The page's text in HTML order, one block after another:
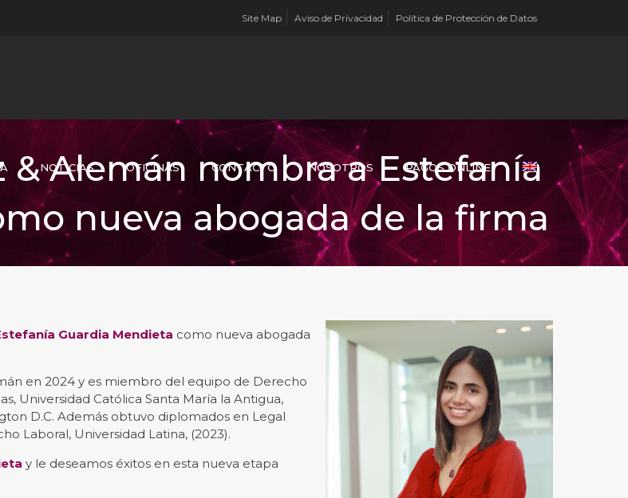
Site Map Aviso de Privacidad Política de Protección de Datos
NOTICIAS OFICINAS CONTACTO NOSOTROS PAGOS ONLINE
& Alemán nombra a Estefanía
nueva abogada de la firma
Guardia Mendieta como nueva abogada
en 2024 y es miembro del equipo de Derecho
Universidad Católica Santa María la Antigua,
D.C. Además obtuvo diplomados en Legal
Laboral, Universidad Latina, (2023).
y le deseamos éxitos en esta nueva etapa